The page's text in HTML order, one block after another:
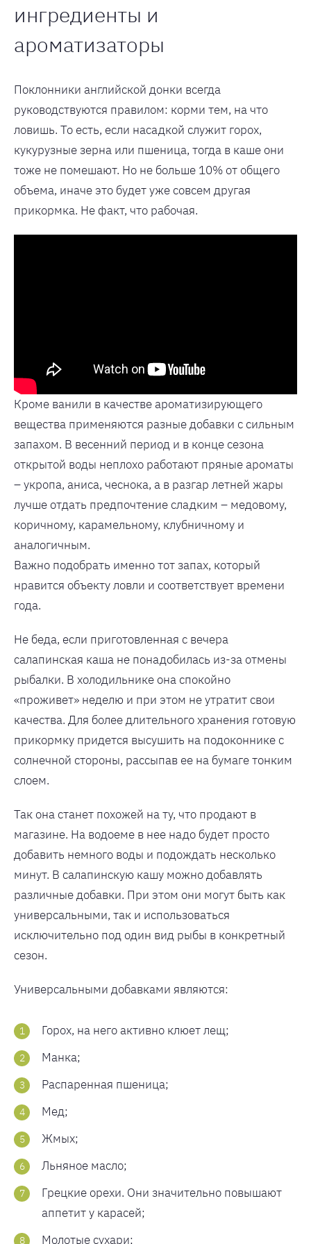
ингредиенты и
ароматизаторы
Поклонники английской донки всегда
руководствуются правилом: корми тем, на что
ловишь. То есть, если насадкой служит горох,
кукурузные зерна или пшеница, тогда в каше они
тоже не помешают. Но не больше 10% от общего
объема, иначе это будет уже совсем другая
прикормка. Не факт, что рабочая.
Кроме ванили в качестве ароматизирующего
вещества применяются разные добавки с сильным
запахом. В весенний период и в конце сезона
открытой воды неплохо работают пряные ароматы
– укропа, аниса, чеснока, а в разгар летней жары
лучше отдать предпочтение сладким – медовому,
коричному, карамельному, клубничному и
аналогичным.
Важно подобрать именно тот запах, который
нравится объекту ловли и соответствует времени
года.
Не беда, если приготовленная с вечера
салапинская каша не понадобилась из-за отмены
рыбалки. В холодильнике она спокойно
«проживет» неделю и при этом не утратит свои
качества. Для более длительного хранения готовую
прикормку придется высушить на подоконнике с
солнечной стороны, рассыпав ее на бумаге тонким
слоем.
Так она станет похожей на ту, что продают в
магазине. На водоеме в нее надо будет просто
добавить немного воды и подождать несколько
минут. В салапинскую кашу можно добавлять
различные добавки. При этом они могут быть как
универсальными, так и использоваться
исключительно под один вид рыбы в конкретный
сезон.
Универсальными добавками являются:
Горох, на него активно клюет лещ;
Манка;
Распаренная пшеница;
Мед;
Жмых;
Льняное масло;
Грецкие орехи. Они значительно повышают
аппетит у карасей;
Молотые сухари;